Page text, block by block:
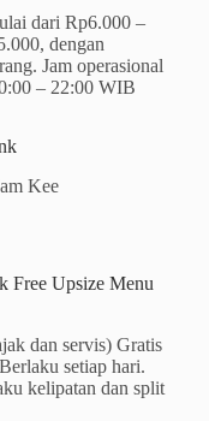
dari Rp6.000 –
dengan
Jam operasional
– 22:00 WIB
Kee
Free Upsize Menu
dan servis) Gratis
setiap hari.
kelipatan dan split